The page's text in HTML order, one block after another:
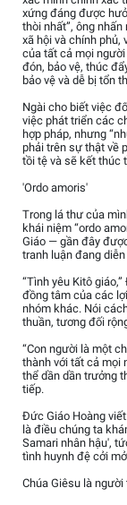
xứng đáng được
thòi nhất”, ông
xã hội và chính phủ,
của tất cả mọi
đón, bảo vệ, thúc
bảo vệ và dễ bị tổn
Ngài cho biết việc
việc phát triển các
hợp pháp, nhưng
phải trên sự thật về
tồi tệ và sẽ kết thúc
'Ordo amoris'
Trong lá thư của
khái niệm “ordo
Giáo — gần đây
tranh luận đang
“Tình yêu Kitô
đồng tâm của các
nhóm khác. Nói
thuần, tương đối
“Con người là một
thành với tất cả mọi
thể dần dần trưởng
tiếp.
Đức Giáo Hoàng
là điều chúng ta
Samari nhân hậu',
tình huynh đệ cởi
Chúa Giêsu là người